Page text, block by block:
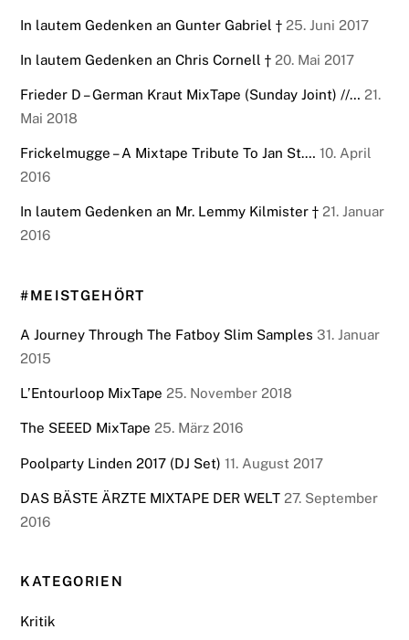
In lautem Gedenken an Gunter Gabriel † 25. Juni 2017
In lautem Gedenken an Chris Cornell † 20. Mai 2017
Frieder D – German Kraut MixTape (Sunday Joint) //… 21.
Mai 2018
Frickelmugge – A Mixtape Tribute To Jan St.… 10. April
2016
In lautem Gedenken an Mr. Lemmy Kilmister † 21. Januar
2016
#MEISTGEHÖRT
A Journey Through The Fatboy Slim Samples 31. Januar
2015
L’Entourloop MixTape 25. November 2018
The SEEED MixTape 25. März 2016
Poolparty Linden 2017 (DJ Set) 11. August 2017
DAS BÄSTE ÄRZTE MIXTAPE DER WELT 27. September
2016
KATEGORIEN
Kritik